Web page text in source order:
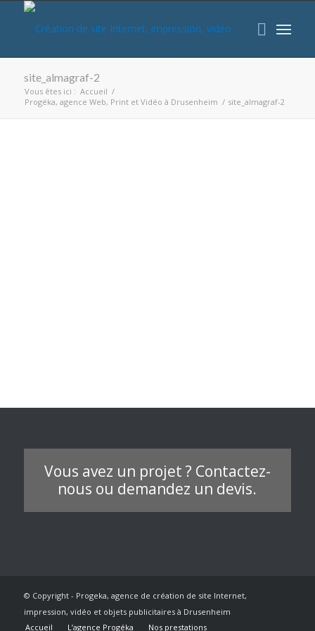
site_almagraf-2
Vous êtes ici : Accueil /
Progéka, agence Web, Print et Vidéo à Drusenheim / site_almagraf-2
Vous avez un projet ? Contactez-
nous ou demandez un devis.
© Copyright - Progeka, agence de création de site Internet,
impression, vidéo et objets publicitaires à Drusenheim
Accueil
L’agence Progéka Nos prestations